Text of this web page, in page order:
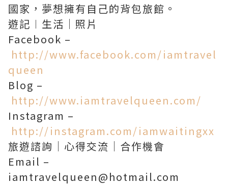
國家，夢想擁有自己的背包旅館。
遊記︱生活｜照片
Facebook –
http://www.facebook.com/iamtravel
queen
Blog –
http://www.iamtravelqueen.com/
Instagram –
http://instagram.com/iamwaitingxx
旅遊諮詢｜心得交流｜合作機會
Email –
iamtravelqueen@hotmail.com